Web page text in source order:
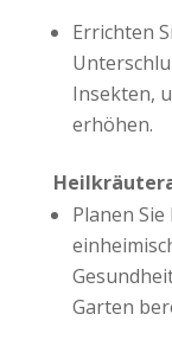
Errichten
Insekten,
erhöhen.
Planen
Garten